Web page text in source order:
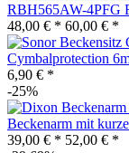
RBH565AW-4PFG
48,00 € * 60,00 € *
Cymbalprotection
6,90 € *
-25%
Beckenarm mit
39,00 € * 52,00 € *